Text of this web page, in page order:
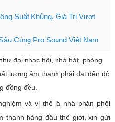
Suất Khủng, Giá Trị Vượt
Cùng Pro Sound Việt Nam
đại nhạc hội, nhà hát, phòng
lượng âm thanh phải đạt đến độ
đồng đều.
và vị thế là nhà phân phối
thanh hàng đầu thế giới, xin gửi